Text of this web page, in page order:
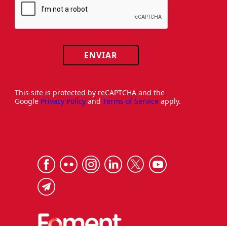
ENVIAR
This site is protected by reCAPTCHA and the
Google Privacy Policy and Terms of Service apply.